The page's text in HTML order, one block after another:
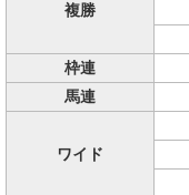
複勝
枠連
馬連
ワイド